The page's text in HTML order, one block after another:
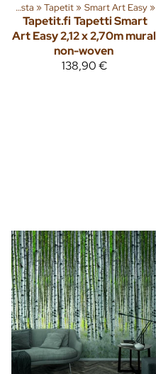
Sisusta ‪»Tapetit‪» Smart Art Easy‪»
Tapetit.fiTapetti Smart
Art Easy 2,12 x 2,70m mural
non-woven
138,90 €